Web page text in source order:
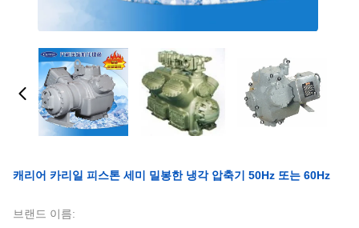
캐리어 카리일 피스톤 세미 밀봉한 냉각 압축기 50Hz 또는 60Hz
브랜드 이름: